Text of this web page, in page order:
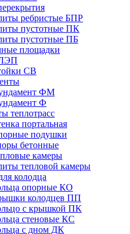
ребристые БПР
пустотные ПК
пустотные ПБ
площадки
СВ
ФМ
Ф
теплотрасс
портальная
подушки
бетонные
камеры
тепловой камеры
колодца
опорные КО
колодцев ПП
с крышкой ПК
стеновые КС
с дном ДК